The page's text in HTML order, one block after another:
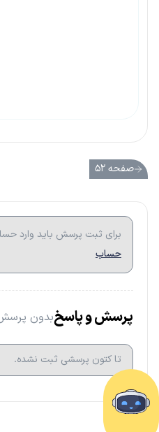
صفحه ۵۲
برای ثبت پرسش باید وارد
حساب
پرسش و پاسخبدون
تا کتون پرسشی ثبت نشده.